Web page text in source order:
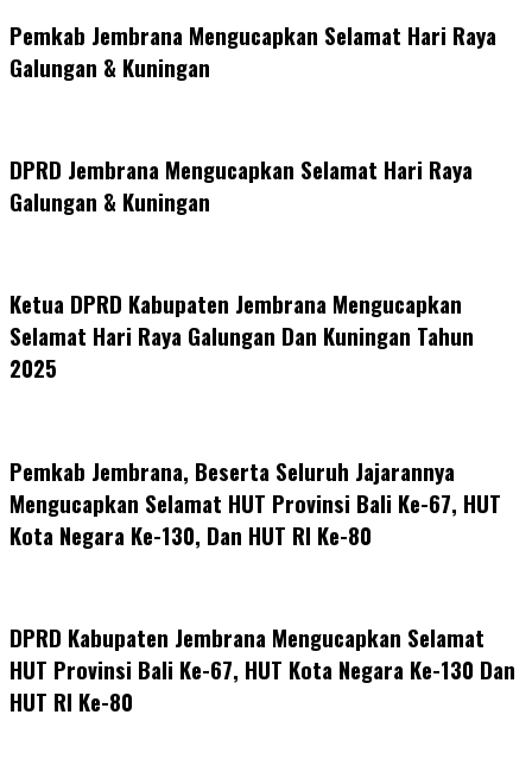
Pemkab Jembrana Mengucapkan Selamat Hari Raya
Galungan & Kuningan
DPRD Jembrana Mengucapkan Selamat Hari Raya
Galungan & Kuningan
Ketua DPRD Kabupaten Jembrana Mengucapkan
Selamat Hari Raya Galungan Dan Kuningan Tahun
2025
Pemkab Jembrana, Beserta Seluruh Jajarannya
Mengucapkan Selamat HUT Provinsi Bali Ke-67, HUT
Kota Negara Ke-130, Dan HUT RI Ke-80
DPRD Kabupaten Jembrana Mengucapkan Selamat
HUT Provinsi Bali Ke-67, HUT Kota Negara Ke-130 Dan
HUT RI Ke-80